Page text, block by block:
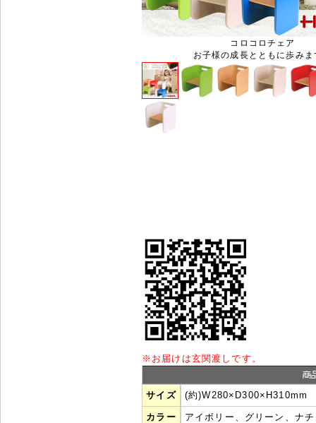
コロコロチェア
お子様の成長とともに歩みま
※ お届けは玄関渡しです。
サイズ (約)W280×D300×H310mm
カラー アイボリー、グリーン、ナ